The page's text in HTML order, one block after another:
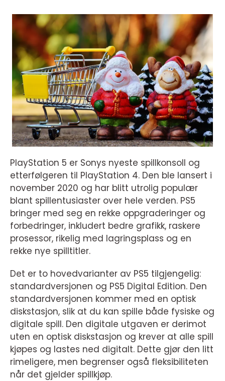
PlayStation 5 er Sonys nyeste spillkonsoll og
etterfølgeren til PlayStation 4. Den ble lansert i
november 2020 og har blitt utrolig populær
blant spillentusiaster over hele verden. PS5
bringer med seg en rekke oppgraderinger og
forbedringer, inkludert bedre grafikk, raskere
prosessor, rikelig med lagringsplass og en
rekke nye spilltitler.
Det er to hovedvarianter av PS5 tilgjengelig:
standardversjonen og PS5 Digital Edition. Den
standardversjonen kommer med en optisk
diskstasjon, slik at du kan spille både fysiske og
digitale spill. Den digitale utgaven er derimot
uten en optisk diskstasjon og krever at alle spill
kjøpes og lastes ned digitalt. Dette gjør den litt
rimeligere, men begrenser også fleksibiliteten
når det gjelder spillkjøp.